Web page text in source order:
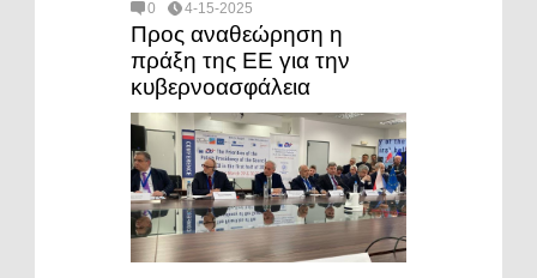
0 4-15-2025
Προς αναθεώρηση η
πράξη της ΕΕ για την
κυβερνοασφάλεια